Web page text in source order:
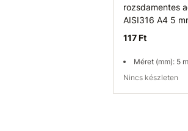
rozsdamentes
AISI316 A4 5
117 Ft
Méret (mm): 5
Nincs készleten